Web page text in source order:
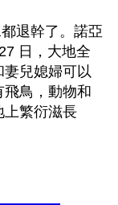
退幹了。諾亞
日，大地全
兒媳婦可以
鳥，動物和
上繁衍滋長